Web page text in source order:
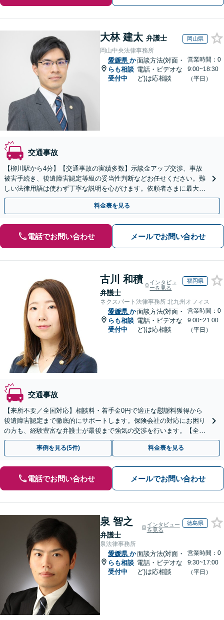
大林 建太 弁護士 岡山県
岡山中央法律事務所
愛媛県 か
らも相談
受付中
面談方法(対面・
電話・ビデオな
ど)は応相談
営業時間：0
9:00~18:30
（平日）
交通事故
【柳川駅から4分】【交通事故の実績多数】示談金アップ交渉、事故
被害手続き、後遺障害認定等級の妥当性判断などお任せください。難
しい法律用語は使わず丁寧な説明を心がけます。依頼者さまに最大限
ご納得いただける解決策を提案します。【子連れ相談可】
料金表を見る
電話でお問い合わせ メールでお問い合わせ
古川 和積
弁護士
インタビュ
ーを見る
福岡県
ネクスパート法律事務所 北九州オフィス
愛媛県 か
らも相談
受付中
面談方法(対面・
電話・ビデオな
ど)は応相談
営業時間：0
9:00~21:00
（平日）
交通事故
【来所不要／全国対応】相談料・着手金0円で適正な慰謝料獲得から
後遺障害認定まで徹底的にサポートします。保険会社の対応にお困り
の方も、経験豊富な弁護士が最後まで強気の交渉を行います。【全国
13拠点】お気軽にご相談ください。
事例を見る(5件) 料金表を見る
電話でお問い合わせ メールでお問い合わせ
泉 智之
弁護士
インタビュー
を見る
徳島県
泉法律事務所
愛媛県 か
らも相談
受付中
面談方法(対面・
電話・ビデオな
ど)は応相談
営業時間：0
9:30~17:00
（平日）